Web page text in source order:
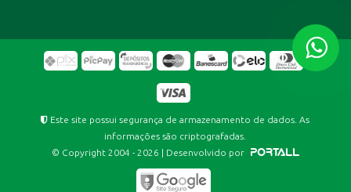
Este site possui segurança de armazenamento de dados. As
informações são criptografadas.
© Copyright 2004 - 2026 | Desenvolvido por